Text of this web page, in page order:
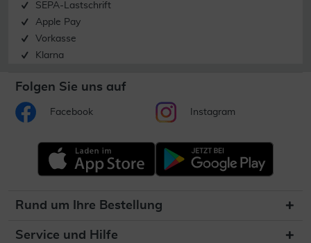
SEPA-Lastschrift
Apple Pay
Vorkasse
Klarna
Folgen Sie uns auf
Facebook Instagram
Rund um Ihre Bestellung
Service und Hilfe